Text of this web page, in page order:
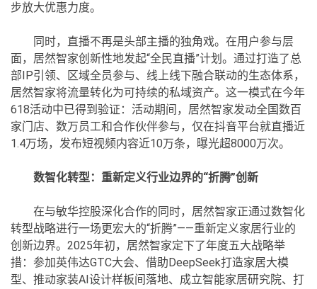
步放大优惠力度。
同时，直播不再是头部主播的独角戏。在用户参与层
面，居然智家创新性地发起“全民直播”计划。通过打造了总
部IP引领、区域全员参与、线上线下融合联动的生态体系，
居然智家将流量转化为可持续的私域资产。这一模式在今年
618活动中已得到验证：活动期间，居然智家发动全国数百
家门店、数万员工和合作伙伴参与，仅在抖音平台就直播近
1.4万场，发布短视频内容近10万条，曝光超8000万次。
数智化转型：重新定义行业边界的“折腾”创新
在与敏华控股深化合作的同时，居然智家正通过数智化
转型战略进行一场更宏大的“折腾”——重新定义家居行业的
创新边界。2025年初，居然智家定下了年度五大战略举
措：参加英伟达GTC大会、借助DeepSeek打造家居大模
型、推动家装AI设计样板间落地、成立智能家居研究院、打